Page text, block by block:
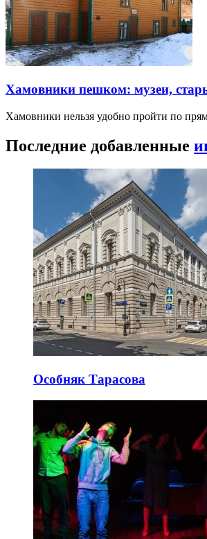
Хамовники пешком: музеи,
Хамовники нельзя удобно пройти по
Последние добавленные
Особняк Тарасова